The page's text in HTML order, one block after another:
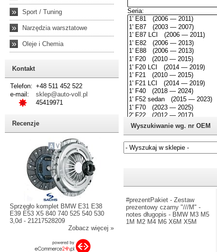
» Sport / Tuning
» Narzędzia warsztatowe
» Oleje i Chemia
Kontakt
Telefon: +48 511 452 522
e-mail:
sklep@auto-voll.pl
45419971
Recenzje
Sprzęgło komplet BMW E31 E38
E39 E53 X5 840 740 525 540 530
3,0d - 21217528209
Zobacz więcej »
Wyszukiwanie wg. nr OEM
#prezentPakiet - Zestaw
prezentowy czarny "///M" -
notes długopis - BMW M3 M5
1M M2 M4 M6 X6M X5M